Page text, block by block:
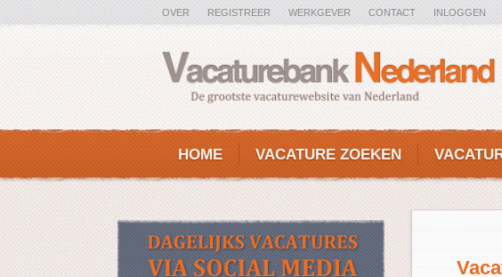
OVER REGISTREER WERKGEVER CONTACT INLOGGEN
HOME VACATURE ZOEKEN